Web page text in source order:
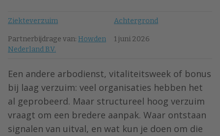
Ziekteverzuim Achtergrond
Partnerbijdrage van: Howden
Nederland B.V.
1 juni 2026
Een andere arbodienst, vitaliteitsweek of bonus
bij laag verzuim: veel organisaties hebben het
al geprobeerd. Maar structureel hoog verzuim
vraagt om een bredere aanpak. Waar ontstaan
signalen van uitval, en wat kun je doen om die